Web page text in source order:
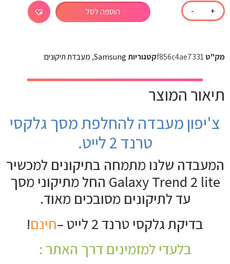
+
- הוספה לסל
מק"טf856c4ae7331קטגוריותSamsung
, מעבדת תיקונים
תיאור המוצר
צ'יפון מעבדה להחלפת מסך גלקסי
טרנד 2 לייט.
המעבדה שלנו מתמחה בתיקונים למכשיר
Galaxy Trend 2 lite החל מתיקוני מסך
עד לתיקונים מסובכים מאוד.
בדיקת גלקסי טרנד 2 לייט –
חינם!
בלעדי למזמינים דרך האתר :